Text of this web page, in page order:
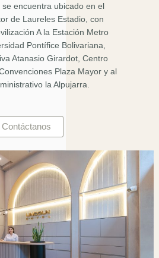
se encuentra ubicado en el
de Laureles Estadio, con
A la Estación Metro
Pontífice Bolivariana,
Atanasio Girardot, Centro
Plaza Mayor y al
la Alpujarra.
Contáctanos